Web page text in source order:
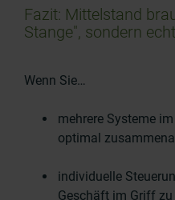
Fazit: Mittelstand
Stange", sondern
Wenn Sie…
mehrere Systeme
optimal
individuelle
Geschäft im Griff